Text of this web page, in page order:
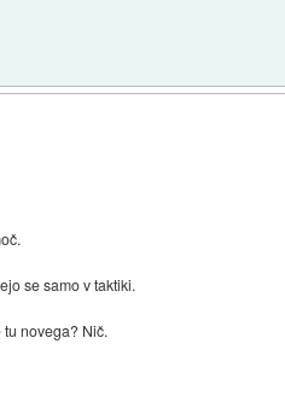
se samo v taktiki.
novega? Nič.